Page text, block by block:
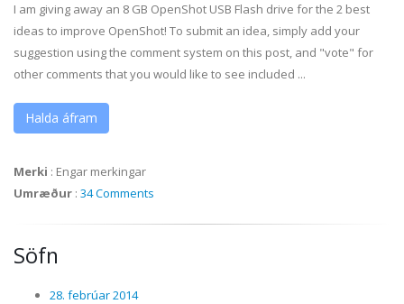
I am giving away an 8 GB OpenShot USB Flash drive for the 2 best
ideas to improve OpenShot! To submit an idea, simply add your
suggestion using the comment system on this post, and "vote" for
other comments that you would like to see included ...
Halda áfram
Merki : Engar merkingar
Umræður : 34 Comments
Söfn
28. febrúar 2014